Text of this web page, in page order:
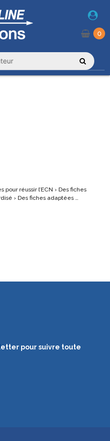
0
réussir l’ECN › Des fiches
› Des fiches adaptées …
pour suivre toute